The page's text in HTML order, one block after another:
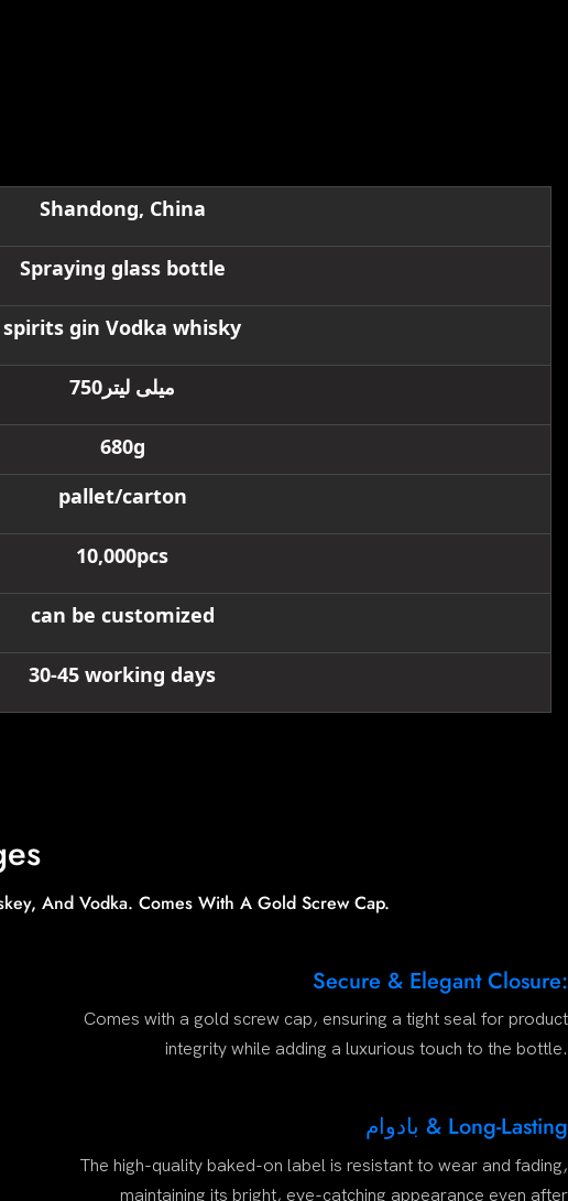
Shandong, China
Spraying glass bottle
spirits gin Vodka whisky
750میلی لیتر
680g
pallet/carton
10,000pcs
can be customized
30-45 working days
And Vodka. Comes With A Gold Screw Cap.
Secure & Elegant Closure:
Comes with a gold screw cap, ensuring a tight seal for product
integrity while adding a luxurious touch to the bottle.
بادوام & Long-Lasting
The high-quality baked-on label is resistant to wear and fading,
maintaining its bright, eye-catching appearance even after